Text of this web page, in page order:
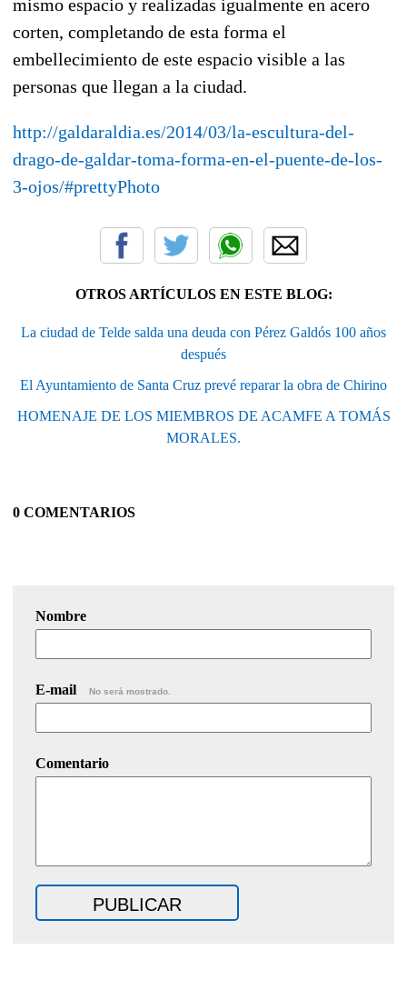
mismo espacio y realizadas igualmente en acero
corten, completando de esta forma el
embellecimiento de este espacio visible a las
personas que llegan a la ciudad.
http://galdaraldia.es/2014/03/la-escultura-del-
drago-de-galdar-toma-forma-en-el-puente-de-los-
3-ojos/#prettyPhoto
OTROS ARTÍCULOS EN ESTE BLOG:
La ciudad de Telde salda una deuda con Pérez Galdós 100 años
después
El Ayuntamiento de Santa Cruz prevé reparar la obra de Chirino
HOMENAJE DE LOS MIEMBROS DE ACAMFE A TOMÁS
MORALES.
0 COMENTARIOS
Nombre
E-mail No será mostrado.
Comentario